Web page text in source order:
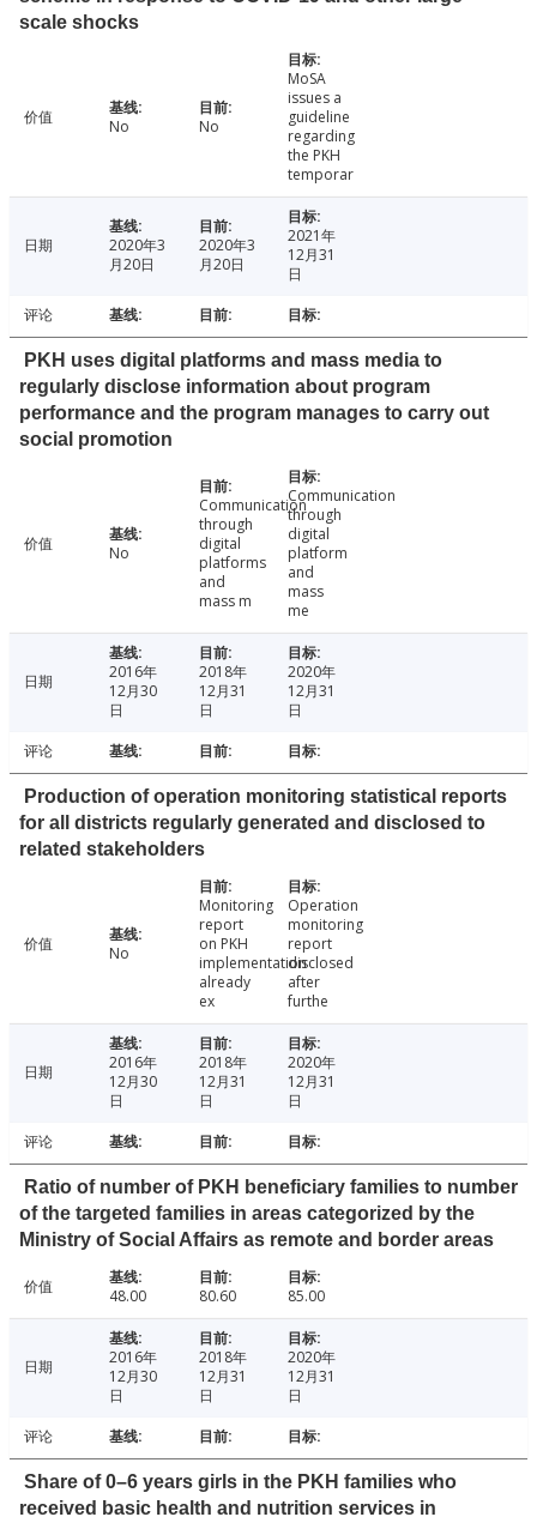
scale shocks
价值 No No
MoSA
issues a
guideline
regarding
the PKH
temporar
日期
2020年3
月20日
2020年3
月20日
2021年
12月31
日
评论
PKH uses digital platforms and mass media to
regularly disclose information about program
performance and the program manages to carry out
social promotion
价值 No
Communication
through
digital
platforms
and
mass m
Communication
through
digital
platform
and
mass
me
日期
2016年
12月30
日
2018年
12月31
日
2020年
12月31
日
评论
Production of operation monitoring statistical reports
for all districts regularly generated and disclosed to
related stakeholders
价值 No
Monitoring
report
on PKH
implementation
already
ex
Operation
monitoring
report
disclosed
after
furthe
日期
2016年
12月30
日
2018年
12月31
日
2020年
12月31
日
评论
Ratio of number of PKH beneficiary families to number
of the targeted families in areas categorized by the
Ministry of Social Affairs as remote and border areas
价值 48.00 80.60 85.00
日期
2016年
12月30
日
2018年
12月31
日
2020年
12月31
日
评论
Share of 0–6 years girls in the PKH families who
received basic health and nutrition services in